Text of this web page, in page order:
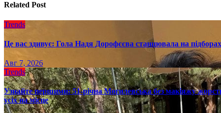
записям
Related Post
Trends
Це вас здивує: Гола Надя Дорофєєва станцювала на
Авг 7, 2026
Trends
Узнайте першими: 51-річна Могилевська без макіяжу
усіх на місце